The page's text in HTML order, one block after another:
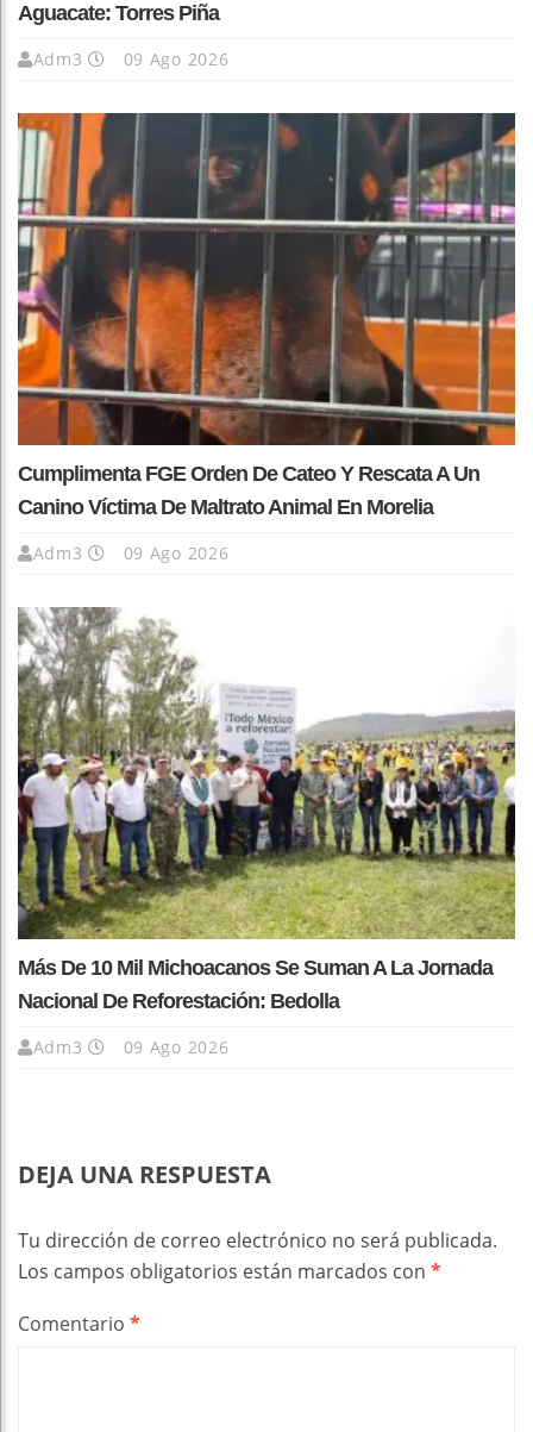
Aguacate: Torres Piña
Adm3 09 Ago 2026
Cumplimenta FGE Orden De Cateo Y Rescata A Un
Canino Víctima De Maltrato Animal En Morelia
Adm3 09 Ago 2026
Más De 10 Mil Michoacanos Se Suman A La Jornada
Nacional De Reforestación: Bedolla
Adm3 09 Ago 2026
DEJA UNA RESPUESTA
Tu dirección de correo electrónico no será publicada.
Los campos obligatorios están marcados con *
Comentario *